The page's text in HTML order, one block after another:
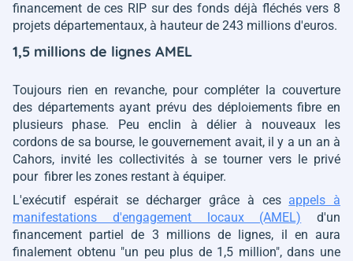
financement de ces RIP sur des fonds déjà fléchés vers 8
projets départementaux, à hauteur de 243 millions d'euros.
1,5 millions de lignes AMEL
Toujours rien en revanche, pour compléter la couverture
des départements ayant prévu des déploiements fibre en
plusieurs phase. Peu enclin à délier à nouveaux les
cordons de sa bourse, le gouvernement avait, il y a un an à
Cahors, invité les collectivités à se tourner vers le privé
pour fibrer les zones restant à équiper.
L'exécutif espérait se décharger grâce à ces appels à
manifestations d'engagement locaux (AMEL) d'un
financement partiel de 3 millions de lignes, il en aura
finalement obtenu "un peu plus de 1,5 million", dans une